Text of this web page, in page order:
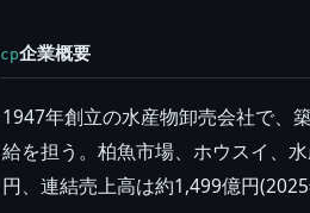
cp企業概要
1947年創立の水産物卸売会社で、
給を担う。柏魚市場、ホウスイ、
円、連結売上高は約1,499億円